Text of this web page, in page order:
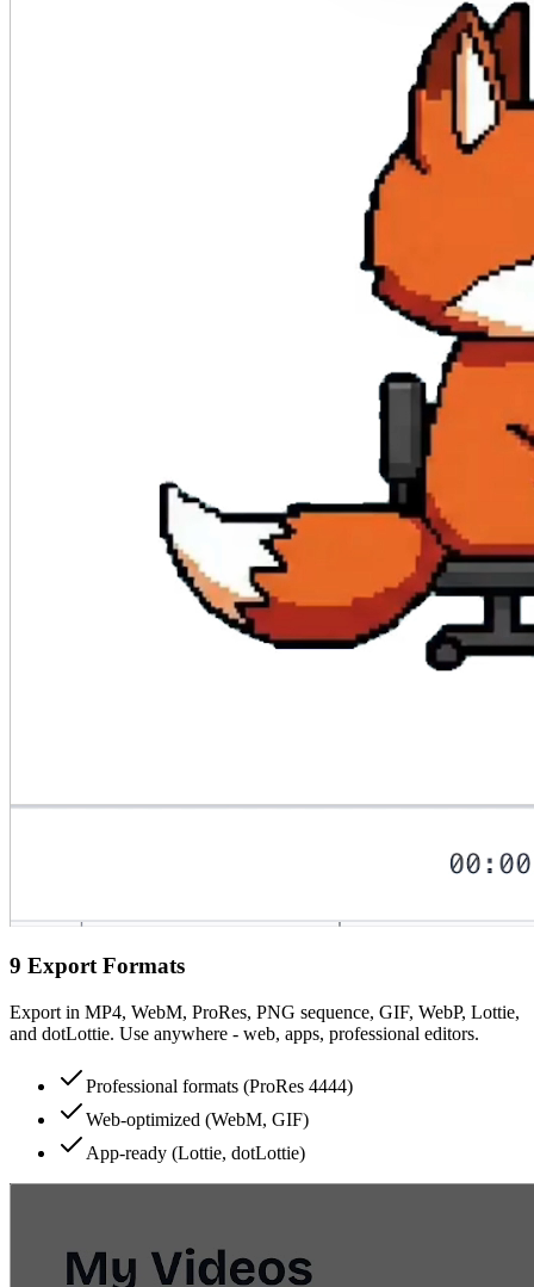
9 Export Formats
Export in MP4, WebM, ProRes, PNG sequence, GIF, WebP, Lottie,
and dotLottie. Use anywhere - web, apps, professional editors.
Professional formats (ProRes 4444)
Web-optimized (WebM, GIF)
App-ready (Lottie, dotLottie)